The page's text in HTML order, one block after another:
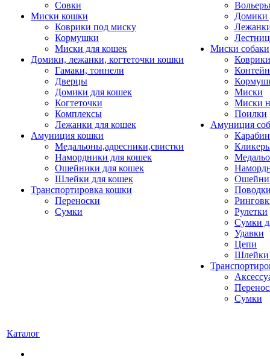
Совки
Миски кошки
Коврики под миску
Кормушки
Миски для кошек
Домики, лежанки, когтеточки кошки
Гамаки, тоннели
Дверцы
Домики для кошек
Когтеточки
Комплексы
Лежанки для кошек
Амуниция кошки
Медальоны,адресники,свистки
Намордники для кошек
Ошейники для кошек
Шлейки для кошек
Транспортировка кошки
Переноски
Сумки
Домики
Миски собаки
Миски
Миски
Поилки
Амуниция
Рулетки
Сумки
Удавки
Цепи
Шлейки
Сумки
Каталог